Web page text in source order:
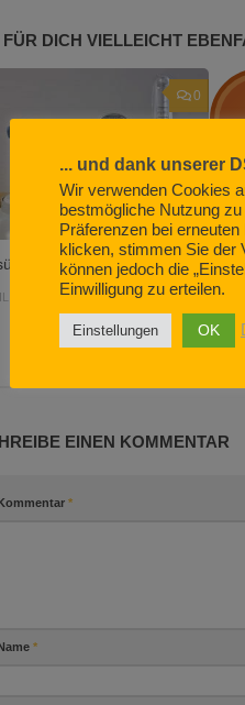
FÜR DICH VIELLEICHT
0
im Wohnmobil?
8, 2019
EINEN KOMMENTAR
*
*
... und dank unserer
Wir verwenden Cookies
bestmögliche Nutzung
Präferenzen bei
klicken, stimmen Sie der
können jedoch die
Einwilligung zu erteilen.
Einstellungen OK